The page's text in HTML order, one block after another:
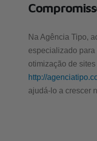
Na Agência Tipo,
especializado
otimização de
http://
ajudá-lo a crescer